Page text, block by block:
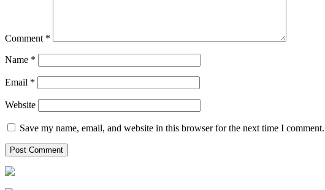
Comment *
Name *
Email *
Website
Save my name, email, and website in this browser for the next time I comment.